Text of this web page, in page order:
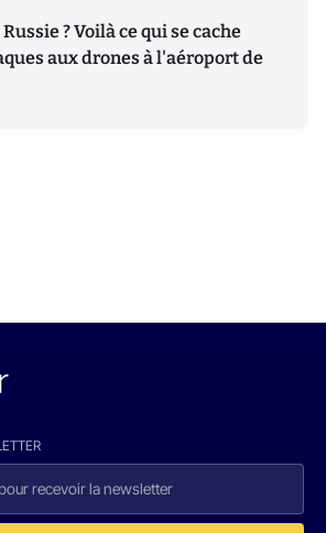
? Voilà ce qui se cache
aux drones à l'aéroport de